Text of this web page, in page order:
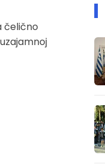
čelično